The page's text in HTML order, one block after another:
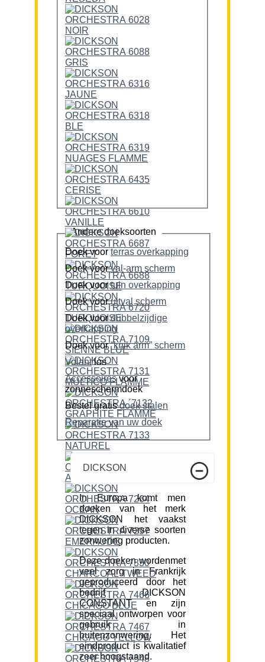
Andere doeksoorten
Doek voor terras overkapping
Doek voor
val-arm scherm
Doek voor
tuin overkapping
Doek voor
uitval scherm
Doek voordubbelzijdige
overkapping
Doek voor
“knik arm” scherm
Volantlos
Accessoiresvoor
zonneschermdoek
Bestel gratis doek stalen
Reparatie van uw doek
DICKSON
In Europa komt men
doeken van het merk
DICKSON het vaakst
tegen in diverse soorten
zonwering producten.
Deze doeken wordenmet
veel zorg in Frankrijk
geproduceerd door het
bedrijf DICKSON
CONSTANT en zijn
speciaal ontworpen voor
gebruik in
buitenzonwering. Het
eindproduct is kwalitatief
zeer hoogstaand.